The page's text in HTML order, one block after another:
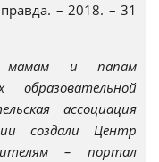
– 2018. – 31
и папам
ассоциация
создали Центр
– портал